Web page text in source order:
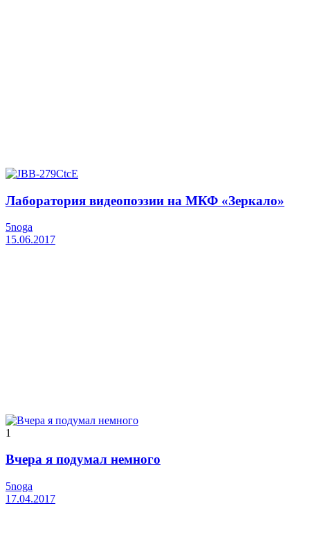
Лаборатория видеопоэзии на МКФ «Зеркало»
5noga
15.06.2017
1
Вчера я подумал немного
5noga
17.04.2017